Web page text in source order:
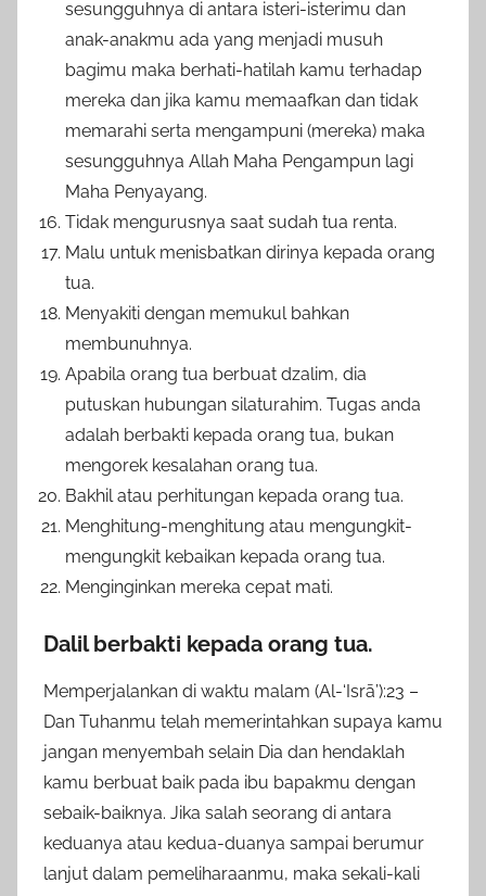
sesungguhnya di antara isteri-isterimu dan
anak-anakmu ada yang menjadi musuh
bagimu maka berhati-hatilah kamu terhadap
mereka dan jika kamu memaafkan dan tidak
memarahi serta mengampuni (mereka) maka
sesungguhnya Allah Maha Pengampun lagi
Maha Penyayang.
Tidak mengurusnya saat sudah tua renta.
Malu untuk menisbatkan dirinya kepada orang
tua.
Menyakiti dengan memukul bahkan
membunuhnya.
Apabila orang tua berbuat dzalim, dia
putuskan hubungan silaturahim. Tugas anda
adalah berbakti kepada orang tua, bukan
mengorek kesalahan orang tua.
Bakhil atau perhitungan kepada orang tua.
Menghitung-menghitung atau mengungkit-
mengungkit kebaikan kepada orang tua.
Menginginkan mereka cepat mati.
Dalil berbakti kepada orang tua.
Memperjalankan di waktu malam (Al-‘Isrā’):23 –
Dan Tuhanmu telah memerintahkan supaya kamu
jangan menyembah selain Dia dan hendaklah
kamu berbuat baik pada ibu bapakmu dengan
sebaik-baiknya. Jika salah seorang di antara
keduanya atau kedua-duanya sampai berumur
lanjut dalam pemeliharaanmu, maka sekali-kali